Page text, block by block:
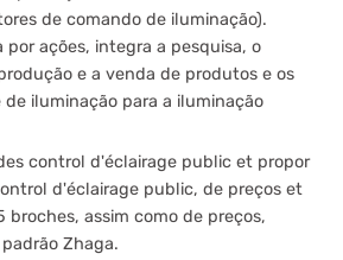
de comando de iluminação).
por ações, integra a pesquisa, o
e a venda de produtos e os
iluminação para a iluminação
control d'éclairage public et propor
d'éclairage public, de preços et
broches, assim como de preços,
Zhaga.